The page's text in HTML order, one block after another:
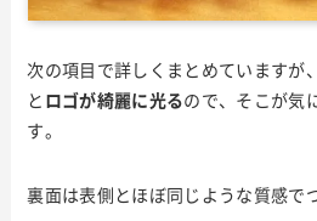
次の項目で詳しくまとめていますが
と ロゴが綺麗に光るので、そこが気
す。
裏面は表側とほぼ同じような質感で